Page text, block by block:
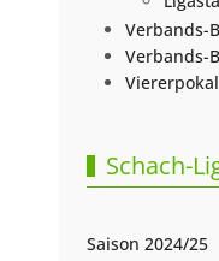
Verbands-
Verbands-
Schach-
Saison 2024/25